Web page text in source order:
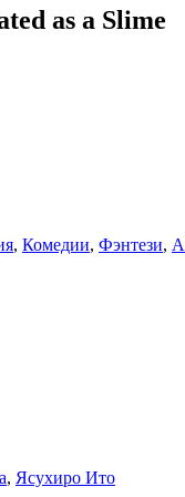
as a Slime
, Комедии, Фэнтези,
, Ясухиро Ито